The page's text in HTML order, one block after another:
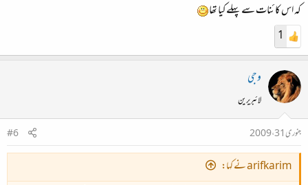
کہ اس کائنات سے پہلے کیا تھا
1
وجی
لائبریرین
جنوری 31، 2009
#6
arifkarim نے کہا: